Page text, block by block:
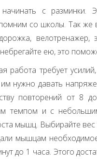
начинать с
со школы. Так же
велотренажер,
ею, это
работа требует
нужно давать
повторений от 8
темпом и с
мышц. Выбирайте
мышцам
до 1 часа. Этого